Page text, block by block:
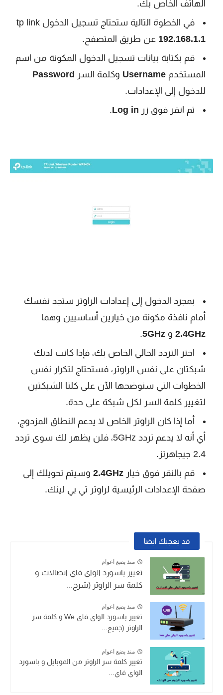
الهاتف الخاص بك.
في الخطوة التالية ستحتاج تسجيل الدخول tp link
192.168.1.1 عن طريق المتصفح.
قم بكتابة بيانات تسجيل الدخول المكونة من اسم
المستخدم Username وكلمة السر Password
للدخول إلى الإعدادات.
ثم انقر فوق زر Log in
.
بمجرد الدخول إلى إعدادات الراوتر ستجد نفسك
أمام نافذة مكونة من خيارين أساسيين وهما
2.4GHz و 5GHz
.
اختر التردد الحالي الخاص بك، فإذا كانت لديك
شبكتان على نفس الراوتر، فستحتاج لتكرار نفس
الخطوات التي سنوضحها الآن على كلتا الشبكتين
لتغيير كلمة السر لكل شبكة على حدة.
أما إذا كان الراوتر الخاص لا يدعم النطاق المزدوج،
أي أنه لا يدعم تردد 5GHz، فلن يظهر لك سوى تردد
2.4 جيجاهرتز.
قم بالنقر فوق خيار 2.4GHz وسيتم تحويلك إلى
صفحة الإعدادات الرئيسية لراوتر تي بي لينك.
قد يعجبك ايضا
منذ بضع اعوام
تغيير باسورد الواي فاي اتصالات و
كلمة سر الراوتر (شرح...
منذ بضع اعوام
تغيير باسورد الواي فاي We و كلمة سر
الراوتر (جميع...
منذ بضع اعوام
تغيير كلمة سر الراوتر من الموبايل و باسورد
الواي فاي...